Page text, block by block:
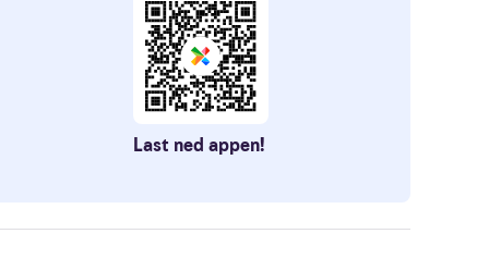
Last ned appen!